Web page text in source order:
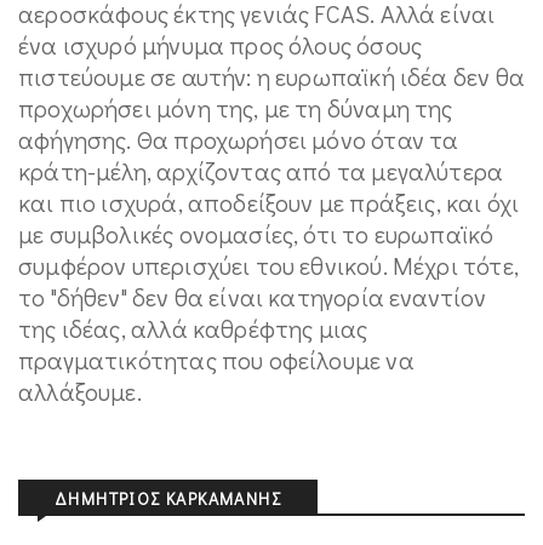
αεροσκάφους έκτης γενιάς FCAS. Αλλά είναι
ένα ισχυρό μήνυμα προς όλους όσους
πιστεύουμε σε αυτήν: η ευρωπαϊκή ιδέα δεν θα
προχωρήσει μόνη της, με τη δύναμη της
αφήγησης. Θα προχωρήσει μόνο όταν τα
κράτη-μέλη, αρχίζοντας από τα μεγαλύτερα
και πιο ισχυρά, αποδείξουν με πράξεις, και όχι
με συμβολικές ονομασίες, ότι το ευρωπαϊκό
συμφέρον υπερισχύει του εθνικού. Μέχρι τότε,
το "δήθεν" δεν θα είναι κατηγορία εναντίον
της ιδέας, αλλά καθρέφτης μιας
πραγματικότητας που οφείλουμε να
αλλάξουμε.
ΔΗΜΉΤΡΙΟΣ ΚΑΡΚΑΜΆΝΗΣ